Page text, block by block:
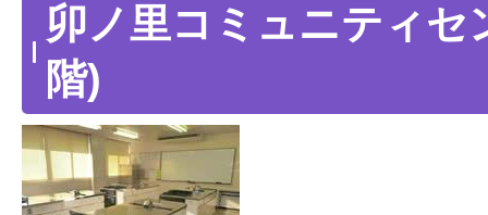
卯ノ里コミュニティセ
階)